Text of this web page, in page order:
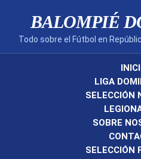
BALOMPIÉ
Todo sobre el Fútbol en
LIGA
SELECCIÓN
SOBRE
SELECCIÓN